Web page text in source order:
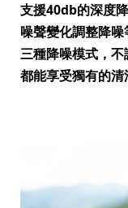
支援40db的深度
噪聲變化調整降
三種降噪模式，不
都能享受獨有的清